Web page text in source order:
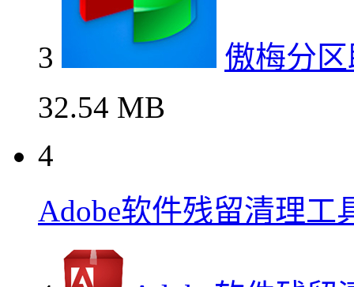
3
傲梅分
32.54 MB
4
Adobe软件残留清理工